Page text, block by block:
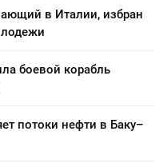
в Италии, избран
боевой корабль
потоки нефти в Баку–